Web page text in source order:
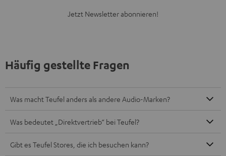
Jetzt Newsletter abonnieren!
Häufig gestellte Fragen
Was macht Teufel anders als andere Audio-Marken?
Was bedeutet „Direktvertrieb“ bei Teufel?
Gibt es Teufel Stores, die ich besuchen kann?